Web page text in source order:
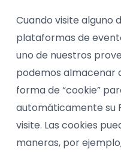
Cuando visite alguno
plataformas de
uno de nuestros
podemos almacenar
forma de “cookie”
automáticamente su
visite. Las cookies
maneras, por